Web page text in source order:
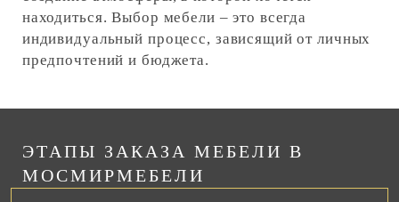
находиться. Выбор мебели – это всегда
индивидуальный процесс, зависящий от личных
предпочтений и бюджета.
ЭТАПЫ ЗАКАЗА МЕБЕЛИ В
МОСМИРМЕБЕЛИ